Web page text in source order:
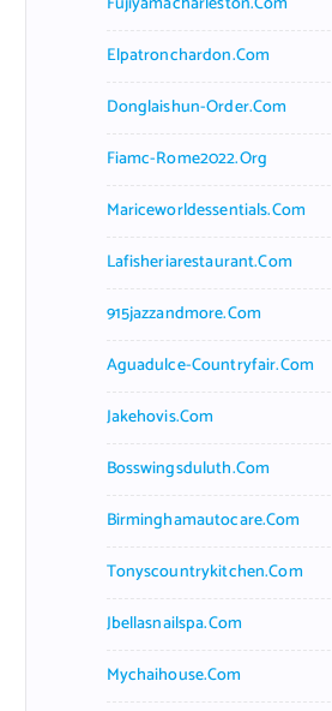
Elpatronchardon.com
Donglaishun-Order.com
Fiamc-Rome2022.org
Mariceworldessentials.com
Lafisheriarestaurant.com
915jazzandmore.com
Aguadulce-Countryfair.com
Jakehovis.com
Bosswingsduluth.com
Birminghamautocare.com
Tonyscountrykitchen.com
Jbellasnailspa.com
Mychaihouse.com